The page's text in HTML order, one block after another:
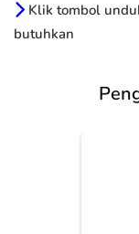
Klik tombol
butuhkan